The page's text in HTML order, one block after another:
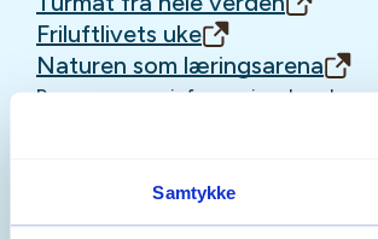
Samtykke
Friluftlivets uke
Naturen som læringsarena
Personvern og informasjonskapsler